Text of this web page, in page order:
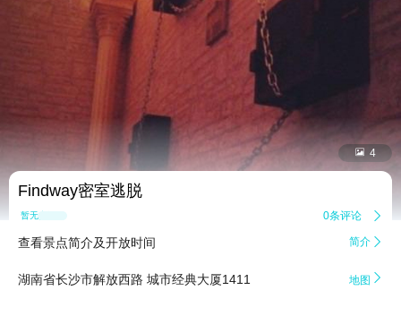
 4
Findway密室逃脱
暂无点评 0条评论 
查看景点简介及开放时间 简介 
湖南省长沙市解放西路 城市经典大厦1411 地图 